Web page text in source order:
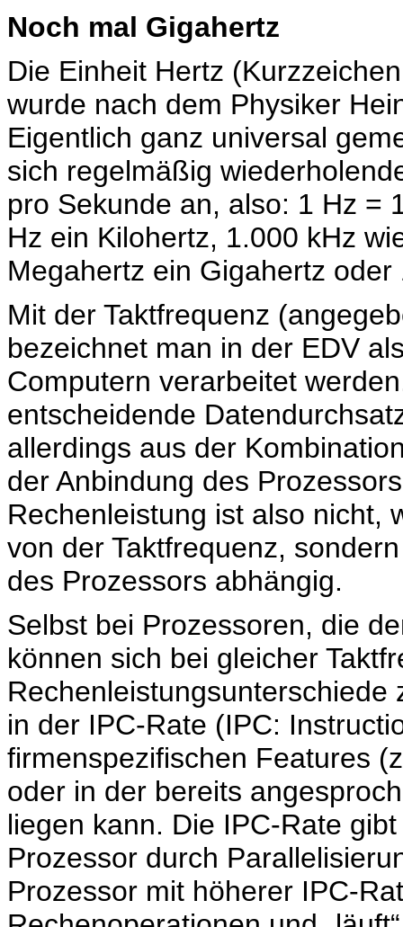
Noch mal Gigahertz
Die Einheit Hertz
wurde nach dem Physiker
Eigentlich ganz universal
sich regelmäßig
pro Sekunde an, also: 1 Hz =
Hz ein Kilohertz, 1.000 kHz
Megahertz ein Gigahertz
Mit der Taktfrequenz
bezeichnet man in der EDV
Computern verarbeitet
entscheidende
allerdings aus der
der Anbindung des
Rechenleistung ist also nicht,
von der Taktfrequenz,
des Prozessors abhängig.
Selbst bei Prozessoren, die
können sich bei gleicher
in der IPC-Rate (IPC:
firmenspezifischen Features
oder in der bereits
liegen kann. Die IPC-Rate
Prozessor durch
Prozessor mit höherer IPC-